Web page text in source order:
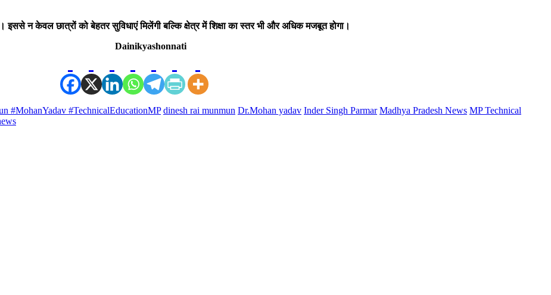
इससे न केवल छात्रों को बेहतर सुविधाएं मिलेंगी बल्कि क्षेत्र में शिक्षा का स्तर भी और अधिक मजबूत होगा।
Dainikyashonnati
#MohanYadav #TechnicalEducationMP dinesh rai munmun Dr.Mohan yadav Inder Singh Parmar Madhya Pradesh News MP Technical